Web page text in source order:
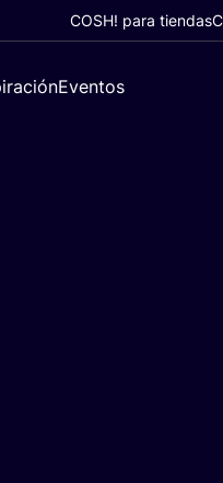
COSH! para tiendas
Eventos